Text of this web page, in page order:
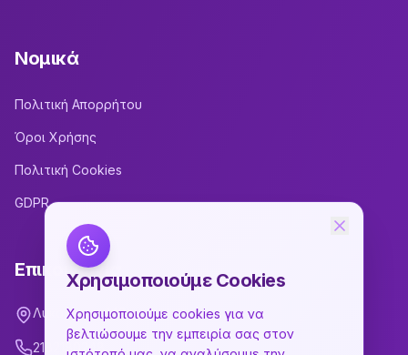
Νομικά
Πολιτική Απορρήτου
Όροι Χρήσης
Πολιτική Cookies
GDPR
Επικοινωνία
Λυκούργου 148
2182180248
Χρησιμοποιούμε Cookies
Χρησιμοποιούμε cookies για να
βελτιώσουμε την εμπειρία σας στον